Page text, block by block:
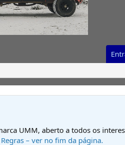
UMM, aberto a todos os
– ver no fim da página.